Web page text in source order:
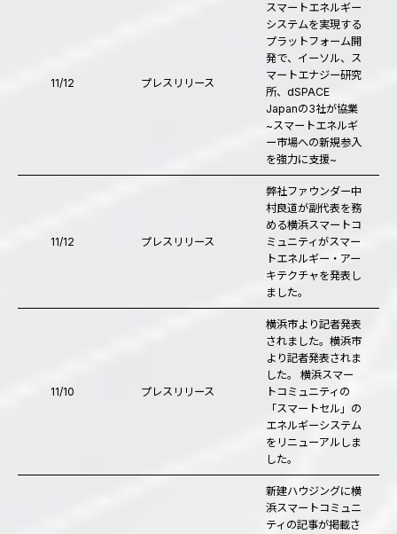
11/12 プレスリリース
スマートエネルギー
システムを実現する
プラットフォーム開
発で、イーソル、ス
マートエナジー研究
所、dSPACE
Japanの3社が協業
~スマートエネルギ
ー市場への新規参入
を強力に支援~
11/12 プレスリリース
弊社ファウンダー中
村良道が副代表を務
める横浜スマートコ
ミュニティがスマー
トエネルギー・アー
キテクチャを発表し
ました。
11/10 プレスリリース
横浜市より記者発表
されました。横浜市
より記者発表されま
した。 横浜スマー
トコミュニティの
「スマートセル」の
エネルギーシステム
をリニューアルしま
した。
新建ハウジングに横
浜スマートコミュニ
ティの記事が掲載さ